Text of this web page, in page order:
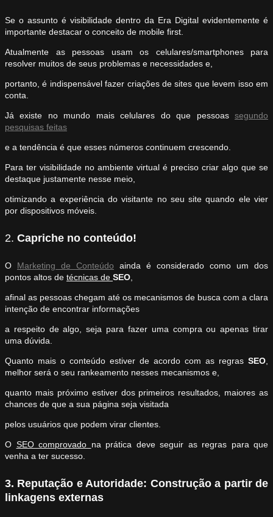
Se o assunto é visibilidade dentro da Era Digital evidentemente é
importante destacar o conceito de mobile first.
Atualmente as pessoas usam os celulares/smartphones para
resolver muitos de seus problemas e necessidades e,
portanto, é indispensável fazer criações de sites que levem isso em
conta.
Já existe no mundo mais celulares do que pessoas segundo
pesquisas feitas
e a tendência é que esses números continuem crescendo.
Para ter visibilidade no ambiente virtual é preciso criar algo que se
destaque justamente nesse meio,
otimizando a experiência do visitante no seu site quando ele vier
por dispositivos móveis.
2. Capriche no conteúdo!
O Marketing de Conteúdo ainda é considerado como um dos
pontos altos de técnicas de SEO
afinal as pessoas chegam até os mecanismos de busca com a clara
intenção de encontrar informações
a respeito de algo, seja para fazer uma compra ou apenas tirar
uma dúvida.
Quanto mais o conteúdo estiver de acordo com as regras SEO
melhor será o seu rankeamento nesses mecanismos e,
quanto mais próximo estiver dos primeiros resultados, maiores as
chances de que a sua página seja visitada
pelos usuários que podem virar clientes.
O SEO comprovado na prática deve seguir as regras para que
venha a ter sucesso.
3. Reputação e Autoridade: Construção a partir de
linkagens externas